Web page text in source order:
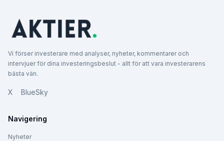
Vi förser investerare med analyser, nyheter, kommentarer och
intervjuer för dina investeringsbeslut - allt för att vara investerarens
bästa vän.
X BlueSky
Navigering
Nyheter